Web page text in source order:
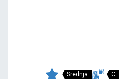
Srednja C